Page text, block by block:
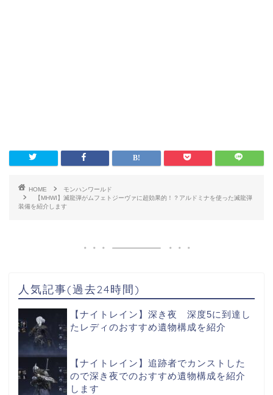
HOME
モンハンワールド
【MHWI】滅龍弾がムフェトジーヴァに超効果的！？アルドミナを使った滅龍弾
装備を紹介します
人気記事(過去24時間)
【ナイトレイン】深き夜 深度5に到達し
たレディのおすすめ遺物構成を紹介
【ナイトレイン】追跡者でカンストした
ので深き夜でのおすすめ遺物構成を紹介
します